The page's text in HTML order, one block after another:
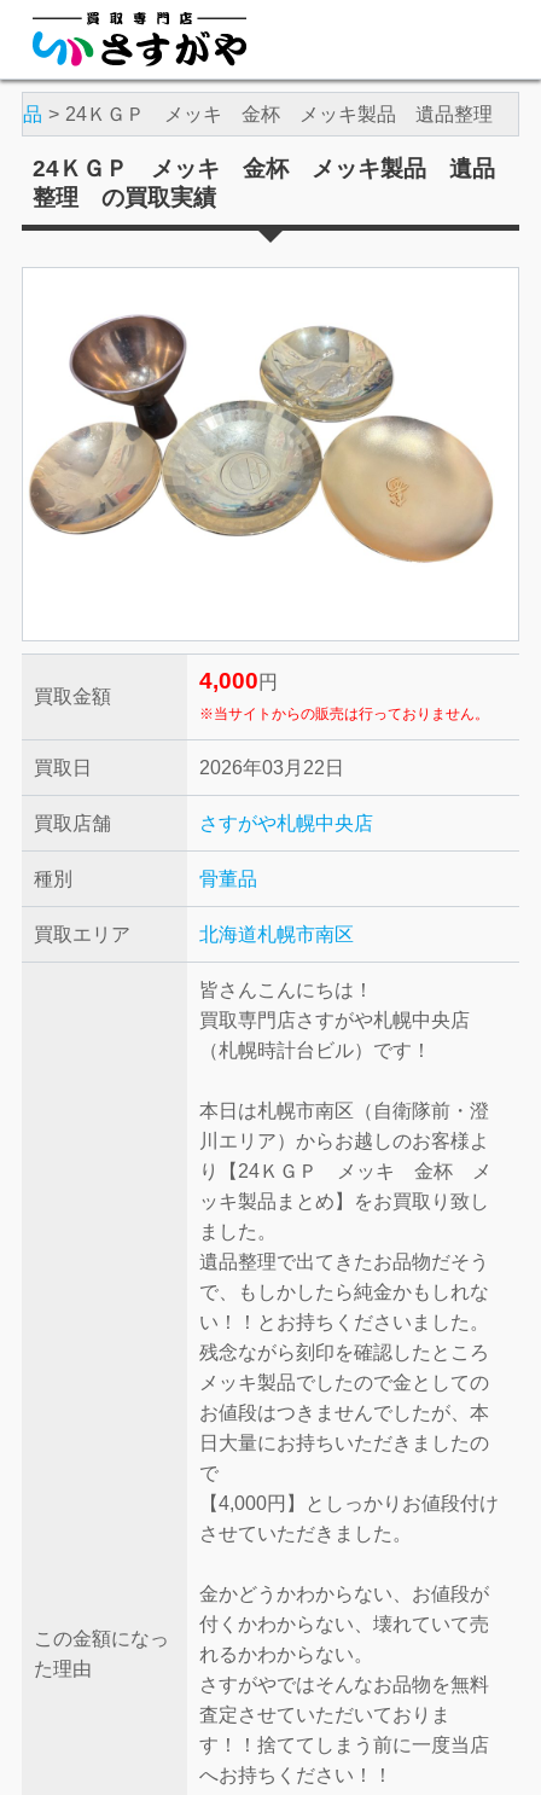
品 24ＫＧＰ メッキ 金杯 メッキ製品 遺品整理
24ＫＧＰ メッキ 金杯 メッキ製品 遺品
整理 の買取実績
買取金額
4,000 円
※当サイトからの販売は行っておりません。
買取日 2026年03月22日
買取店舗 さすがや札幌中央店
種別 骨董品
買取エリア 北海道札幌市南区
この金額になっ
た理由
皆さんこんにちは！
買取専門店さすがや札幌中央店
（札幌時計台ビル）です！
本日は札幌市南区（自衛隊前・澄
川エリア）からお越しのお客様よ
り【24ＫＧＰ メッキ 金杯 メ
ッキ製品まとめ】をお買取り致し
ました。
遺品整理で出てきたお品物だそう
で、もしかしたら純金かもしれな
い！！とお持ちくださいました。
残念ながら刻印を確認したところ
メッキ製品でしたので金としての
お値段はつきませんでしたが、本
日大量にお持ちいただきましたの
で
【4,000円】としっかりお値段付け
させていただきました。
金かどうかわからない、お値段が
付くかわからない、壊れていて売
れるかわからない。
さすがやではそんなお品物を無料
査定させていただいておりま
す！！捨ててしまう前に一度当店
へお持ちください！！